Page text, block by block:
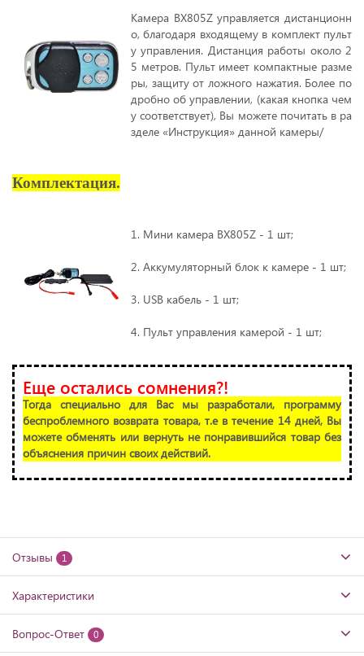
Камера BX805Z управляется дистанционн
о, благодаря входящему в комплект пульт
у управления. Дистанция работы около 2
5 метров. Пульт имеет компактные разме
ры, защиту от ложного нажатия. Более по
дробно об управлении, (какая кнопка чем
у соответствует), Вы можете почитать в ра
зделе «Инструкция» данной камеры/
Комплектация.
1. Мини камера BX805Z - 1 шт;
2. Аккумуляторный блок к камере - 1 шт;
3. USB кабель - 1 шт;
4. Пульт управления камерой - 1 шт;
Еще остались сомнения?!
Тогда специально для Вас мы разработали, программу
беспроблемного возврата товара, т.е в течение 14 дней, Вы
можете обменять или вернуть не понравившийся товар без
объяснения причин своих действий.
Отзывы 1
Характеристики
Вопрос-Ответ 0